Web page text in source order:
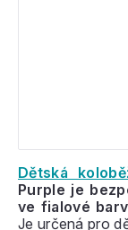
Dětská
Purple je
ve fialové
Je určená pro